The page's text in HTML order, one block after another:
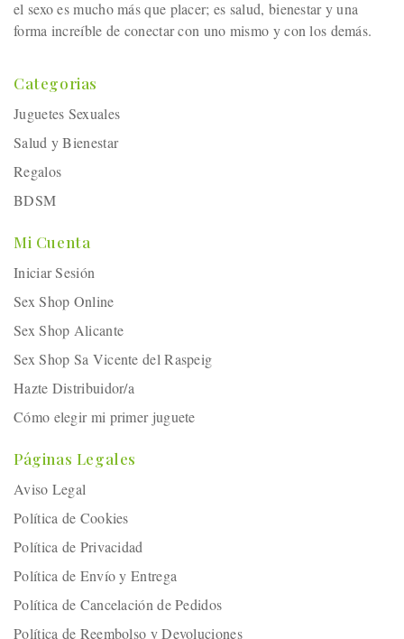
el sexo es mucho más que placer; es salud, bienestar y una
forma increíble de conectar con uno mismo y con los demás.
Categorias
Juguetes Sexuales
Salud y Bienestar
Regalos
BDSM
Mi Cuenta
Iniciar Sesión
Sex Shop Online
Sex Shop Alicante
Sex Shop Sa Vicente del Raspeig
Hazte Distribuidor/a
Cómo elegir mi primer juguete
Páginas Legales
Aviso Legal
Política de Cookies
Política de Privacidad
Política de Envío y Entrega
Política de Cancelación de Pedidos
Política de Reembolso y Devoluciones